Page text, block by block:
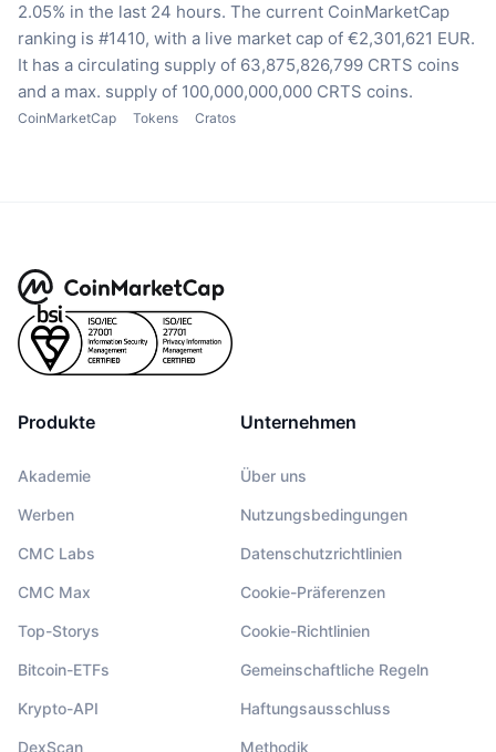
2.05% in the last 24 hours. The current CoinMarketCap
ranking is #1410, with a live market cap of €2,301,621 EUR.
It has a circulating supply of 63,875,826,799 CRTS coins
and a max. supply of 100,000,000,000 CRTS coins.
CoinMarketCap Tokens Cratos
Produkte
Akademie
Werben
CMC Labs
CMC Max
Top-Storys
Bitcoin-ETFs
Krypto-API
DexScan
Unternehmen
Über uns
Nutzungsbedingungen
Datenschutzrichtlinien
Cookie-Präferenzen
Cookie-Richtlinien
Gemeinschaftliche Regeln
Haftungsausschluss
Methodik